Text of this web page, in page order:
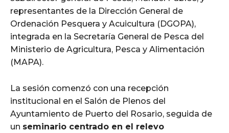
representantes de la Dirección General de
Ordenación Pesquera y Acuicultura (DGOPA),
integrada en la Secretaría General de Pesca del
Ministerio de Agricultura, Pesca y Alimentación
(MAPA).
La sesión comenzó con una recepción
institucional en el Salón de Plenos del
Ayuntamiento de Puerto del Rosario, seguida de
un seminario centrado en el relevo